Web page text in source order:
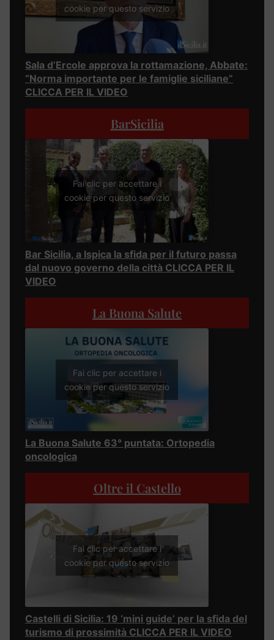
cookie per questo servizio
Sala d’Ercole approva la rottamazione, Abbate:
“Norma importante per le famiglie siciliane”
CLICCA PER IL VIDEO
BarSicilia
Fai clic per accettare i
cookie per questo servizio
Bar Sicilia, a Ispica la sfida per il futuro passa
dal nuovo governo della città CLICCA PER IL
VIDEO
La Buona Salute
Fai clic per accettare i
cookie per questo servizio
La Buona Salute 63° puntata: Ortopedia
oncologica
Oltre il Castello
Fai clic per accettare i
cookie per questo servizio
Castelli di Sicilia: 19 ‘mini guide’ per la sfida del
turismo di prossimità CLICCA PER IL VIDEO